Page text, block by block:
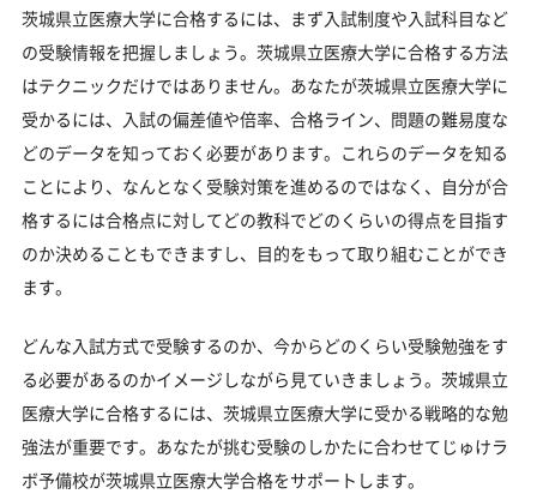
をなくしている受験生へ
受験勉強を始めるのが遅くても茨城県立医療大学に
合格できる？
のポイント
不登校・高卒認定者・通信制高校の茨城県立医療大
学受験も対応可能
茨城県立医療大学受験生からのよくある質問
茨城県立医療大学に合格するには、まず入試制度や入試科目など
の受験情報を把握しましょう。茨城県立医療大学に合格する方法
はテクニックだけではありません。あなたが茨城県立医療大学に
受かるには、入試の偏差値や倍率、合格ライン、問題の難易度な
どのデータを知っておく必要があります。これらのデータを知る
ことにより、なんとなく受験対策を進めるのではなく、自分が合
格するには合格点に対してどの教科でどのくらいの得点を目指す
のか決めることもできますし、目的をもって取り組むことができ
ます。
どんな入試方式で受験するのか、今からどのくらい受験勉強をす
る必要があるのかイメージしながら見ていきましょう。茨城県立
医療大学に合格するには、茨城県立医療大学に受かる戦略的な勉
強法が重要です。あなたが挑む受験のしかたに合わせてじゅけラ
ボ予備校が茨城県立医療大学合格をサポートします。